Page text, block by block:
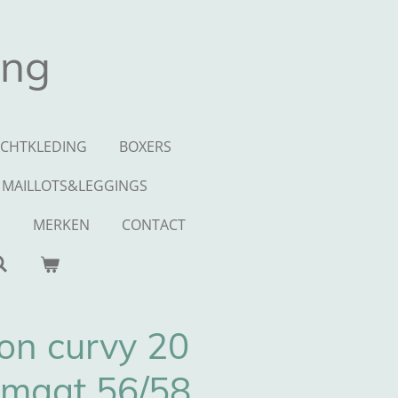
BOXERS
MAILLOTS&LEGGINGS
MERKEN CONTACT
curvy 20